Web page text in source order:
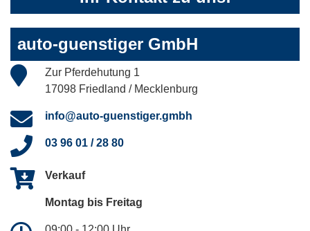
auto-guenstiger GmbH
Zur Pferdehutung 1
17098 Friedland / Mecklenburg
info@auto-guenstiger.gmbh
03 96 01 / 28 80
Verkauf
Montag bis Freitag